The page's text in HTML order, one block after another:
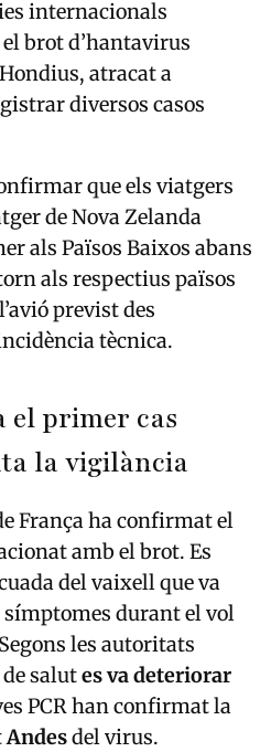
internacionals
brot d’hantavirus
atracat a
diversos casos
que els viatgers
de Nova Zelanda
als Països Baixos abans
als respectius països
previst des
tècnica.
el primer cas
la vigilància
França ha confirmat el
amb el brot. Es
del vaixell que va
durant el vol
les autoritats
salutes va deteriorar
PCR han confirmat la
Andesdel virus.